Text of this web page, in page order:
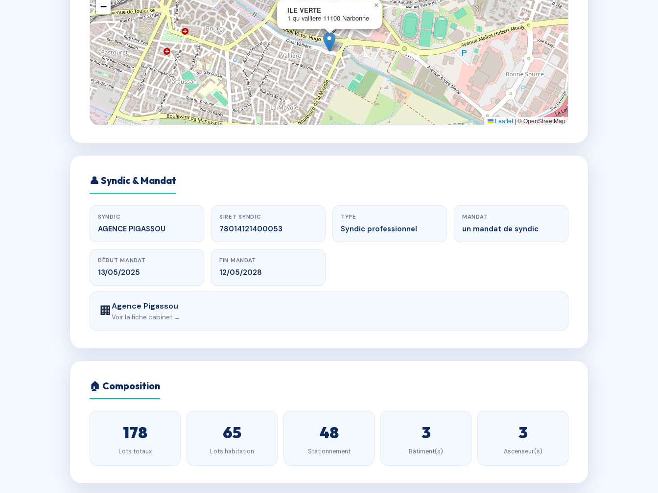
www.vme.plus/AA0321778
ILE VERTE
1 qu valliere11100 Narbonne
ILE VERTE
1 qu valliere 11100 Narbonne
×
−
Leaflet | © OpenStreetMap
👤 Syndic & Mandat
SYNDIC
AGENCE PIGASSOU
SIRET SYNDIC
78014121400053
TYPE
Syndic professionnel
MANDAT
un mandat de syndic
DÉBUT MANDAT
13/05/2025
FIN MANDAT
12/05/2028
🏢Agence Pigassou
Voir la fiche cabinet →
🏠 Composition
178
Lots totaux
65
Lots habitation
48
Stationnement
3
Bâtiment(s)
3
Ascenseur(s)